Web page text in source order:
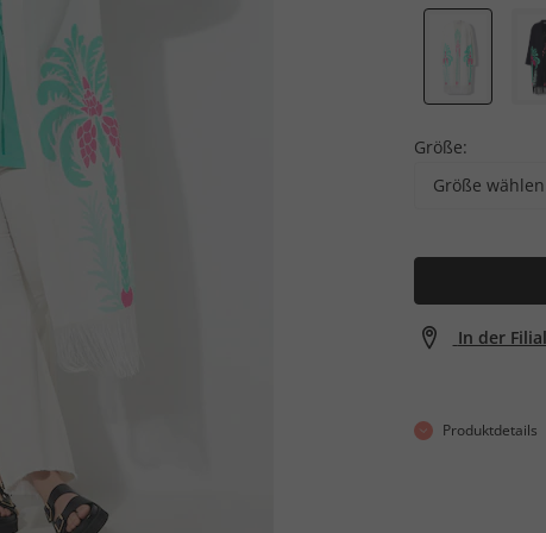
Größe:
Größe wählen
In der
Produktdetails